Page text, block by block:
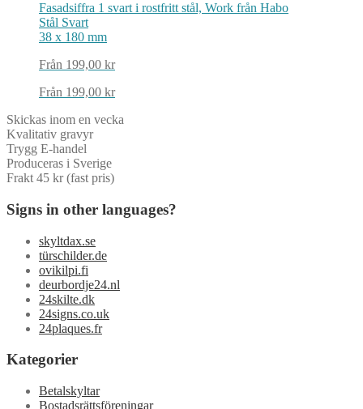
Fasadsiffra 1 svart i rostfritt stål, Work från Habo
Stål Svart
38 x 180 mm
Från 199,00 kr
Från 199,00 kr
Skickas inom en vecka
Kvalitativ gravyr
Trygg E-handel
Produceras i Sverige
Frakt 45 kr (fast pris)
Signs in other languages?
skyltdax.se
türschilder.de
ovikilpi.fi
deurbordje24.nl
24skilte.dk
24signs.co.uk
24plaques.fr
Kategorier
Betalskyltar
Bostadsrättsföreningar